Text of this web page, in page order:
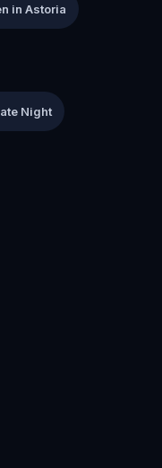
in Astoria
Night